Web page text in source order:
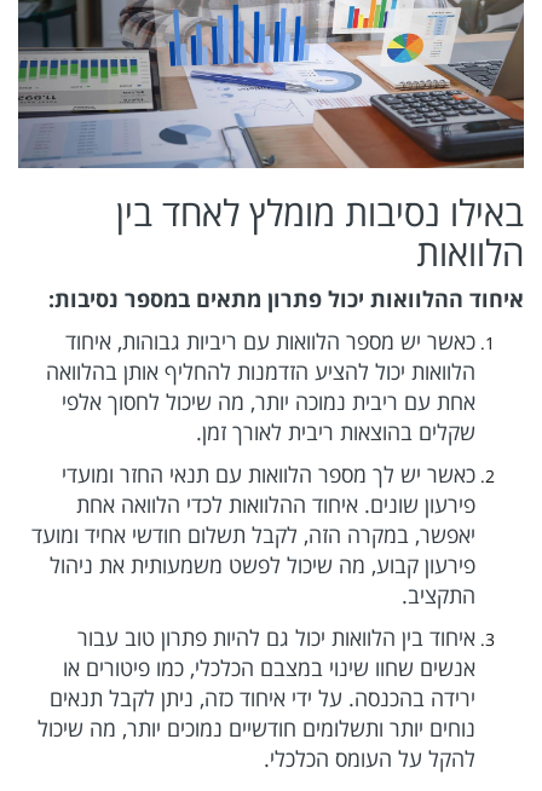
באילו נסיבות מומלץ לאחד בין
הלוואות
איחוד ההלוואות יכול פתרון מתאים במספר נסיבות:
כאשר יש מספר הלוואות עם ריביות גבוהות, איחוד
הלוואות יכול להציע הזדמנות להחליף אותן בהלוואה
אחת עם ריבית נמוכה יותר, מה שיכול לחסוך אלפי
שקלים בהוצאות ריבית לאורך זמן.
כאשר יש לך מספר הלוואות עם תנאי החזר ומועדי
פירעון שונים. איחוד ההלוואות לכדי הלוואה אחת
יאפשר, במקרה הזה, לקבל תשלום חודשי אחיד ומועד
פירעון קבוע, מה שיכול לפשט משמעותית את ניהול
התקציב.
איחוד בין הלוואות יכול גם להיות פתרון טוב עבור
אנשים שחוו שינוי במצבם הכלכלי, כמו פיטורים או
ירידה בהכנסה. על ידי איחוד כזה, ניתן לקבל תנאים
נוחים יותר ותשלומים חודשיים נמוכים יותר, מה שיכול
להקל על העומס הכלכלי.